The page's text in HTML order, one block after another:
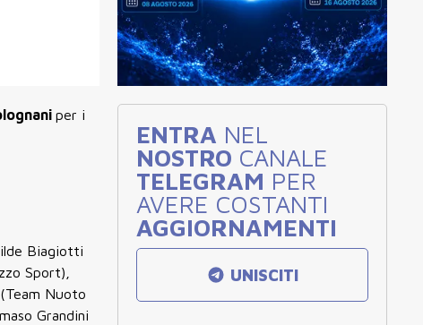
per i
Biagiotti
Sport),
Nuoto
Grandini
ENTRA NEL
NOSTRO CANALE
TELEGRAM PER
AVERE COSTANTI
AGGIORNAMENTI
UNISCITI